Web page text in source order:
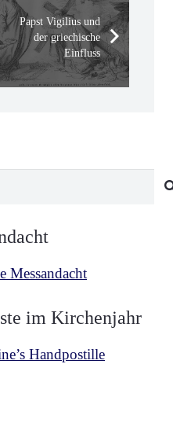
Papst Vigilius und
der griechische
Einfluss
Messandacht
im Kirchenjahr
Handpostille